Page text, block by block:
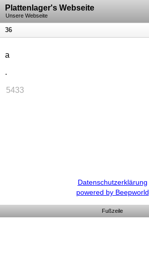
Plattenlager's Webseite
Unsere Webseite
36
a
.
5433
Datenschutzerklärung
powered by Beepworld
Fußzeile